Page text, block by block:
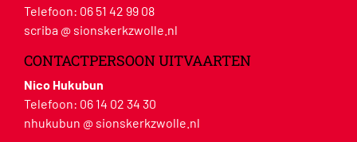
Telefoon: 06 51 42 99 08
scriba @ sionskerkzwolle.nl
CONTACTPERSOON UITVAARTEN
Nico Hukubun
Telefoon: 06 14 02 34 30
nhukubun @ sionskerkzwolle.nl